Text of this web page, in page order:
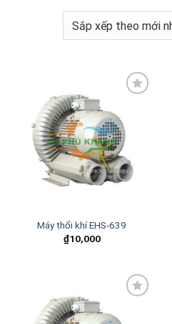
Add to
wishlist
Máy thổi khí EHS-639
₫10,000